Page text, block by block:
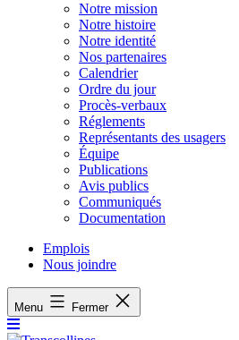
Notre mission
Notre histoire
Notre identité
Nos partenaires
Calendrier
Ordre du jour
Procès-verbaux
Réglements
Représentants des usagers
Équipe
Publications
Avis publics
Communiqués
Documentation
Emplois
Nous joindre
Menu Fermer